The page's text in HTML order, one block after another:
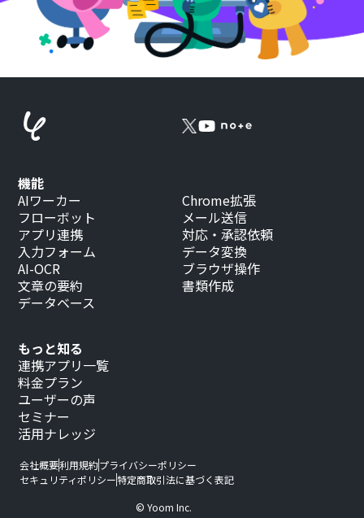
もっと知る
連携アプリ一覧
料金プラン
ユーザーの声
セミナー
活用ナレッジ
機能
AIワーカー
フローボット
アプリ連携
入力フォーム
AI-OCR
文章の要約
データベース
Chrome拡張
メール送信
対応・承認依頼
データ変換
ブラウザ操作
書類作成
会社概要利用規約プライバシーポリシー
セキュリティポリシー特定商取引法に基づく表記
© Yoom Inc.